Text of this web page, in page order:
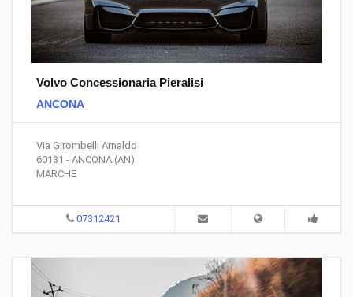
Volvo Concessionaria Pieralisi
ANCONA
Via Girombelli Arnaldo
60131 - ANCONA (AN)
MARCHE
07312421